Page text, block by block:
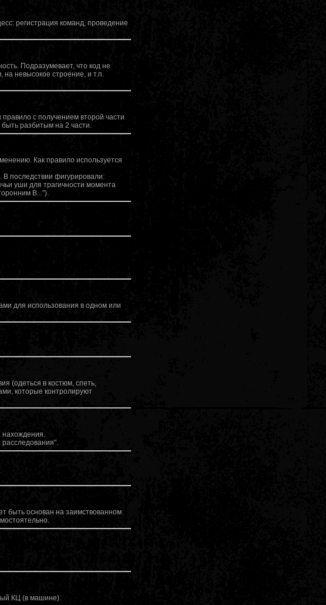
регистрация команд, проведение
Подразумевает, что код не
на невысокое строение, и т.п.
с получением второй части
разбитым на 2 части.
Как правило используется
В последствии фигурировали:
уши для трагичности момента
В...").
для использования в одном или
(одеться в костюм, спеть,
которые контролируют
нахождения.
расследования".
быть основан на заимствованном
КЦ (в машине).